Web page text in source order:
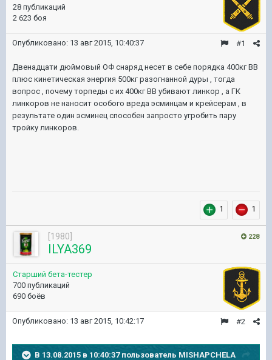
28 публикаций
2 623 боя
#1
Опубликовано: 13 авг 2015, 10:40:37
Двенадцати дюймовый ОФ снаряд несет в себе порядка 400кг ВВ
плюс кинетическая энергия 500кг разогнанной дуры , тогда
вопрос , почему торпеды с их 400кг ВВ убивают линкор , а ГК
линкоров не наносит особого вреда эсминцам и крейсерам , в
результате один эсминец способен запросто угробить пару
тройку линкоров.
1 1
228
[1980]
ILYA369
Старший бета-тестер
700 публикаций
690 боёв
#2
Опубликовано: 13 авг 2015, 10:42:17
В 13.08.2015 в 10:40:37 пользователь MISHAPCHELA